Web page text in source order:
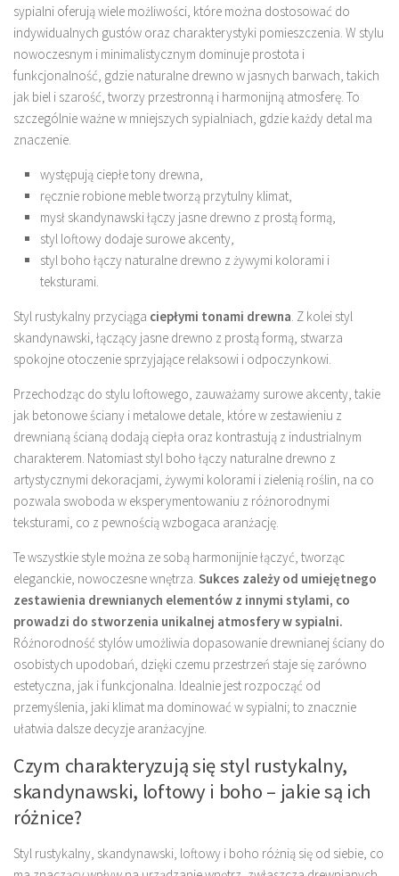
sypialni oferują wiele możliwości, które można dostosować do
indywidualnych gustów oraz charakterystyki pomieszczenia. W stylu
nowoczesnym i minimalistycznym dominuje prostota i
funkcjonalność, gdzie naturalne drewno w jasnych barwach, takich
jak biel i szarość, tworzy przestronną i harmonijną atmosferę. To
szczególnie ważne w mniejszych sypialniach, gdzie każdy detal ma
znaczenie.
występują ciepłe tony drewna,
ręcznie robione meble tworzą przytulny klimat,
mysł skandynawski łączy jasne drewno z prostą formą,
styl loftowy dodaje surowe akcenty,
styl boho łączy naturalne drewno z żywymi kolorami i
teksturami.
Styl rustykalny przyciąga ciepłymi tonami drewna. Z kolei styl
skandynawski, łączący jasne drewno z prostą formą, stwarza
spokojne otoczenie sprzyjające relaksowi i odpoczynkowi.
Przechodząc do stylu loftowego, zauważamy surowe akcenty, takie
jak betonowe ściany i metalowe detale, które w zestawieniu z
drewnianą ścianą dodają ciepła oraz kontrastują z industrialnym
charakterem. Natomiast styl boho łączy naturalne drewno z
artystycznymi dekoracjami, żywymi kolorami i zielenią roślin, na co
pozwala swoboda w eksperymentowaniu z różnorodnymi
teksturami, co z pewnością wzbogaca aranżację.
Te wszystkie style można ze sobą harmonijnie łączyć, tworząc
eleganckie, nowoczesne wnętrza. Sukces zależy od umiejętnego
zestawienia drewnianych elementów z innymi stylami, co
prowadzi do stworzenia unikalnej atmosfery w sypialni.
Różnorodność stylów umożliwia dopasowanie drewnianej ściany do
osobistych upodobań, dzięki czemu przestrzeń staje się zarówno
estetyczna, jak i funkcjonalna. Idealnie jest rozpocząć od
przemyślenia, jaki klimat ma dominować w sypialni; to znacznie
ułatwia dalsze decyzje aranżacyjne.
Czym charakteryzują się styl rustykalny,
skandynawski, loftowy i boho – jakie są ich
różnice?
Styl rustykalny, skandynawski, loftowy i boho różnią się od siebie, co